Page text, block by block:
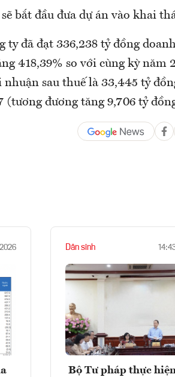
bắt đầu đưa dự án vào khai
ty đã đạt 336,238 tỷ đồng
418,39% so với cùng kỳ năm
sau thuế là 33,445 tỷ
(tương đương tăng 9,706 tỷ
Dân sinh
Bộ Tư pháp thực